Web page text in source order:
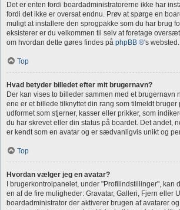
Det er enten fordi boardadministratorerne ikke har
fordi det ikke er oversat endnu. Prøv at spørge en
muligt at installere den sprogpakke som du har brug
eksisterer er du velkommen til selv at foretage
om hvordan dette gøres findes på phpBB ®'s websted.
Top
Hvad betyder billedet efter mit brugernavn?
Der kan vises to billeder sammen med et
ene er et billede tilknyttet din rang som tilmeldt bruger
udformet som stjerner, kasser eller prikker, som
du har skrevet eller din status på boardet. Det andet,
er kendt som en avatar og er sædvanligvis unikt og
Top
Hvordan vælger jeg en avatar?
I brugerkontrolpanelet, under "Profilindstillinger", kan
en af de fire muligheder: Gravatar, Galleri, Fjern eller
boardadministrator der aktiverer brugen af avatarer